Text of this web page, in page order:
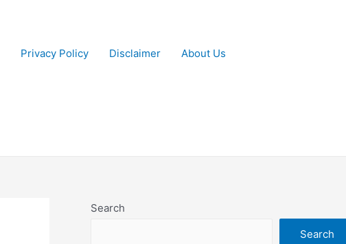
Privacy Policy Disclaimer About Us
Search
Search